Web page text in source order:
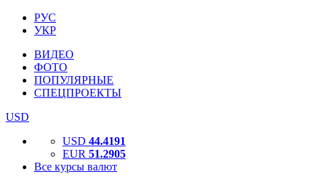
РУС
УКР
ВИДЕО
ФОТО
ПОПУЛЯРНЫЕ
СПЕЦПРОЕКТЫ
USD
USD 44.4191
EUR 51.2905
Все курсы валют